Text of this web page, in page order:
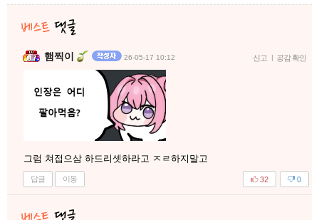
햄찍이 26-05-17 10:12 신고 | 공감 확인
그럼 쳐접으삼 하드리셋하라고 ㅈㄹ하지말고
답글 이동 0
32